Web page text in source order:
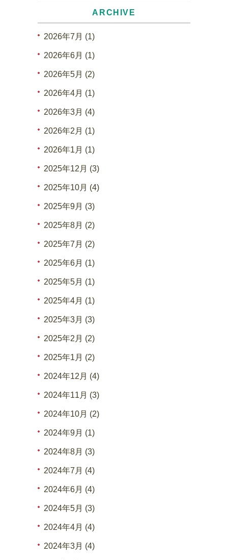
ARCHIVE
2026年7月 (1)
2026年6月 (1)
2026年5月 (2)
2026年4月 (1)
2026年3月 (4)
2026年2月 (1)
2026年1月 (1)
2025年12月 (3)
2025年10月 (4)
2025年9月 (3)
2025年8月 (2)
2025年7月 (2)
2025年6月 (1)
2025年5月 (1)
2025年4月 (1)
2025年3月 (3)
2025年2月 (2)
2025年1月 (2)
2024年12月 (4)
2024年11月 (3)
2024年10月 (2)
2024年9月 (1)
2024年8月 (3)
2024年7月 (4)
2024年6月 (4)
2024年5月 (3)
2024年4月 (4)
2024年3月 (4)